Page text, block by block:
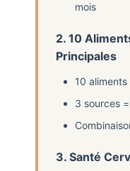
mois
2. 10
Principales
10
3 sources
3. Santé